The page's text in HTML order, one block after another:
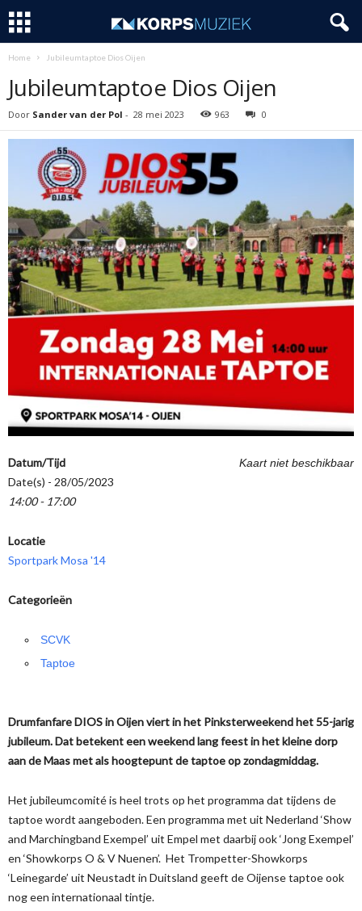
Home Jubileumtaptoe Dios Oijen
Jubileumtaptoe Dios Oijen
Door Sander van der Pol - 28 mei 2023 963 0
Kaart niet beschikbaar
Datum/Tijd
Date(s) - 28/05/2023
14:00 - 17:00
Locatie
Sportpark Mosa '14
Categorieën
SCVK
Taptoe
Drumfanfare DIOS in Oijen viert in het Pinksterweekend het 55-jarig
jubileum. Dat betekent een weekend lang feest in het kleine dorp
aan de Maas met als hoogtepunt de taptoe op zondagmiddag.
Het jubileumcomité is heel trots op het programma dat tijdens de
taptoe wordt aangeboden. Een programma met uit Nederland ‘Show
and Marchingband Exempel’ uit Empel met daarbij ook ‘Jong Exempel’
en ‘Showkorps O & V Nuenen’. Het Trompetter-Showkorps
‘Leinegarde’ uit Neustadt in Duitsland geeft de Oijense taptoe ook
nog een internationaal tintje.